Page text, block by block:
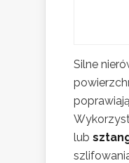
Silne
lub